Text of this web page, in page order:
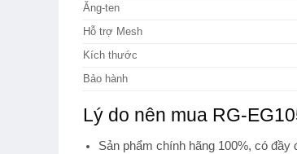
Ăng-ten
Hỗ trợ Mesh
Kích thước
Bảo hành
Lý do nên mua RG-
Sản phẩm chính hãng 100%, có đầy